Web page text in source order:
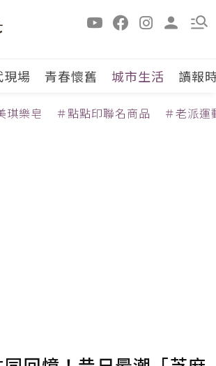
現場 青春懷舊 城市生活 讀報
琪樂皂 ＃點點印聯名商品 ＃老派運